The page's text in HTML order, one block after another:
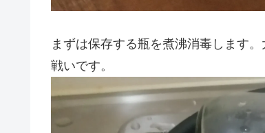
まずは保存する瓶を煮沸消毒します
戦いです。